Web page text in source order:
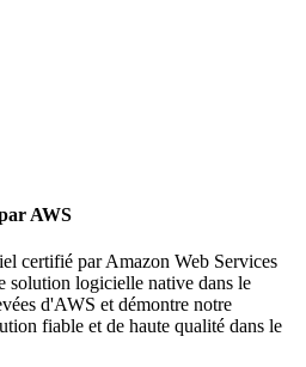
AWS
certifié par Amazon Web Services
solution logicielle native dans le
d'AWS et démontre notre
fiable et de haute qualité dans le